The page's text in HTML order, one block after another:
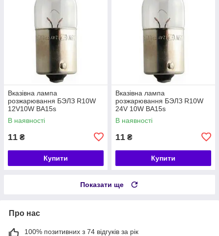
Вказівна лампа
розжарювання БЭЛЗ R10W
12V10W BA15s
В наявності
11 ₴
Купити
Вказівна лампа
розжарювання БЭЛЗ R10W
24V 10W BA15s
В наявності
11 ₴
Купити
Показати ще
Про нас
100% позитивних з 74 відгуків за рік